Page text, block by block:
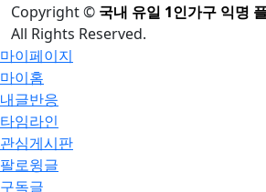
Copyright© 국내 유일 1인가구 익명
All Rights Reserved.
마이페이지
마이홈
내글반응
타임라인
관심게시판
팔로윙글
구독글